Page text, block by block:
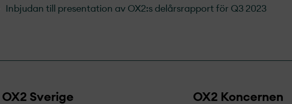
Inbjudan till presentation av OX2:s delårsrapport för Q3 2023
OX2 Sverige OX2 Koncernen